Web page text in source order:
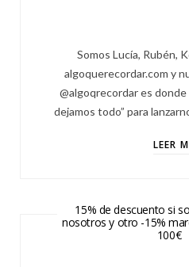
Somos Lucía, Rubén,
algoquerecordar.com y
@algoqrecordar es
dejamos todo” para
LEER
15% de descuento si
nosotros y otro -15%
100€